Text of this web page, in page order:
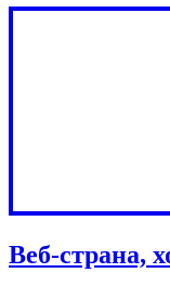
Веб-страна,